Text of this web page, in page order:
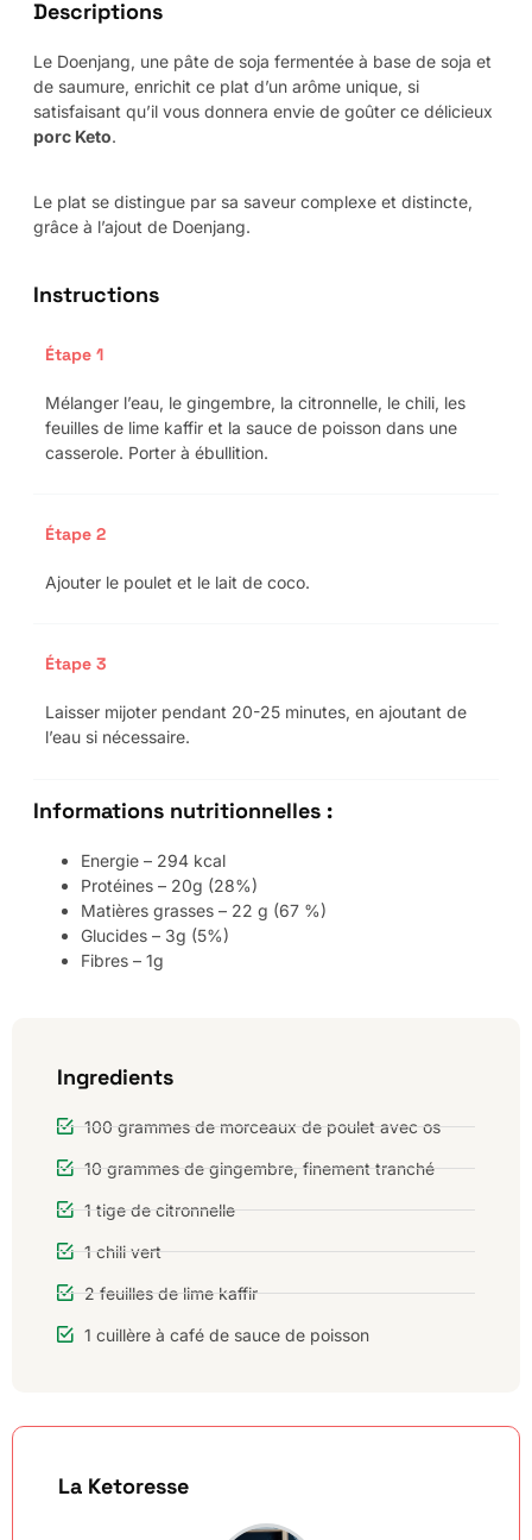
Descriptions
Le Doenjang, une pâte de soja fermentée à base de soja et
de saumure, enrichit ce plat d’un arôme unique, si
satisfaisant qu’il vous donnera envie de goûter ce délicieux
porc Keto.
Le plat se distingue par sa saveur complexe et distincte,
grâce à l’ajout de Doenjang.
Instructions
Étape 1
Mélanger l’eau, le gingembre, la citronnelle, le chili, les
feuilles de lime kaffir et la sauce de poisson dans une
casserole. Porter à ébullition.
Étape 2
Ajouter le poulet et le lait de coco.
Étape 3
Laisser mijoter pendant 20-25 minutes, en ajoutant de
l’eau si nécessaire.
Informations nutritionnelles :
Energie – 294 kcal
Protéines – 20g (28%)
Matières grasses – 22 g (67 %)
Glucides – 3g (5%)
Fibres – 1g
Ingredients
100 grammes de morceaux de poulet avec os
10 grammes de gingembre, finement tranché
1 tige de citronnelle
1 chili vert
2 feuilles de lime kaffir
1 cuillère à café de sauce de poisson
La Ketoresse